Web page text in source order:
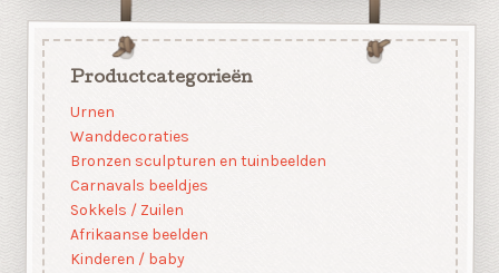
Productcategorieën
Urnen
Wanddecoraties
Bronzen sculpturen en tuinbeelden
Carnavals beeldjes
Sokkels / Zuilen
Afrikaanse beelden
Kinderen / baby